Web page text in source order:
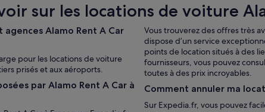
sur les locations de voiture
Alamo Rent A Car
pour les locations de voiture
prisés et aux aéroports.
par Alamo Rent A Car à
Vous trouverez des offres très
dispose d’un service
points de location situés à des
fournisseurs, vous pouvez
toutes à des prix incroyables.
Comment annuler ma
Sur Expedia.fr, vous pouvez